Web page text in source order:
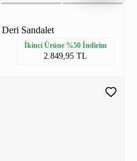
Sandalet
İkinci Ürüne %50 İndirim
2.849,95 TL